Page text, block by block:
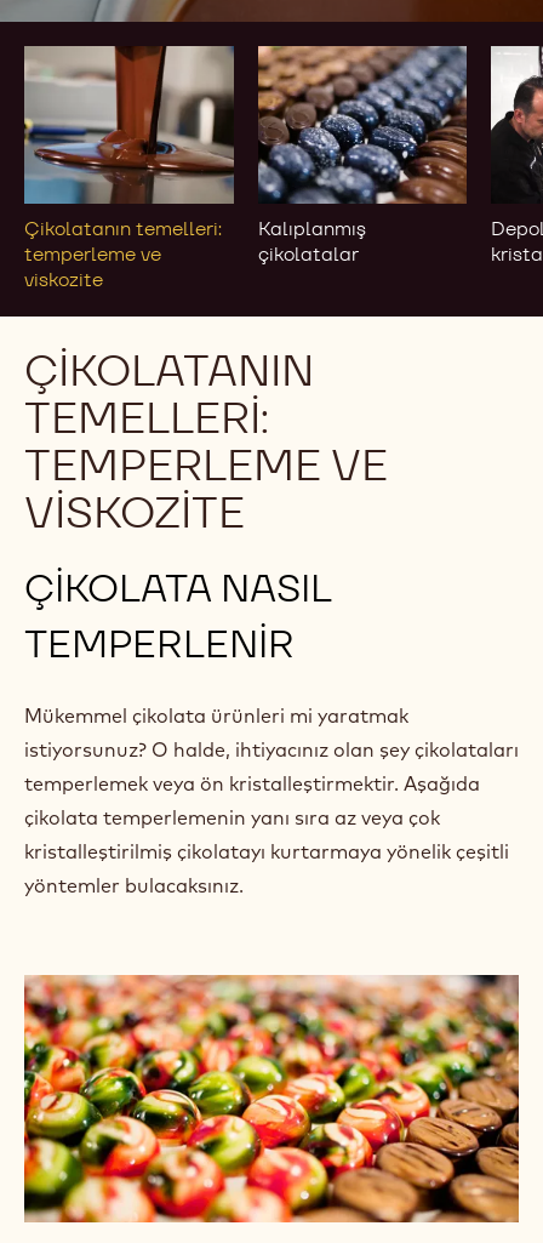
Çikolatanın temelleri:
temperleme ve
viskozite
Çikolatanın
temelleri:
temperleme
ve
viskozite
Kalıplanmış
çikolatalar
Kalıplanmış
çikolatalar
ÇIKOLATANIN
TEMELLERI:
TEMPERLEME VE
VISKOZITE
ÇİKOLATA NASIL
TEMPERLENİR
Mükemmel çikolata ürünleri mi yaratmak
istiyorsunuz? O halde, ihtiyacınız olan şey çikolataları
temperlemek veya ön kristalleştirmektir. Aşağıda
çikolata temperlemenin yanı sıra az veya çok
kristalleştirilmiş çikolatayı kurtarmaya yönelik çeşitli
yöntemler bulacaksınız.